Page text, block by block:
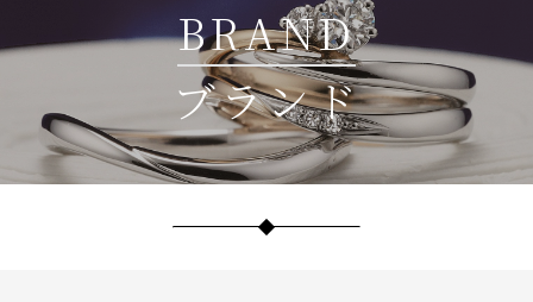
BRAND
ブランド